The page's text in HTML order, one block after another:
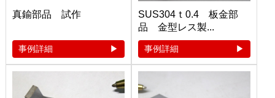
真鍮部品 試作
事例詳細
SUS304ｔ0.4 板金部
品 金型レス製...
事例詳細